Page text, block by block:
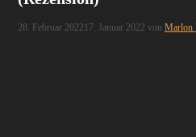
28. Februar 202217. Januar 2022 vonMarlon